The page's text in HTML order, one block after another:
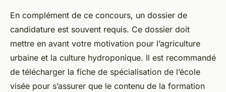
En complément de ce concours, un dossier de
candidature est souvent requis. Ce dossier doit
mettre en avant votre motivation pour l’agriculture
urbaine et la culture hydroponique. Il est recommandé
de télécharger la fiche de spécialisation de l’école
visée pour s’assurer que le contenu de la formation